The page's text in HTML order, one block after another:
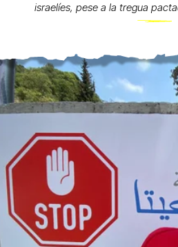
israelíes, pese a la tregua